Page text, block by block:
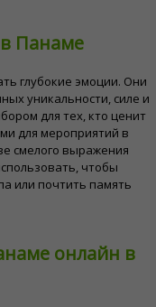
Панаме
глубокие эмоции. Они
уникальности, силе и
для тех, кто ценит
для мероприятий в
смелого выражения
чтобы
или почтить память
онлайн в